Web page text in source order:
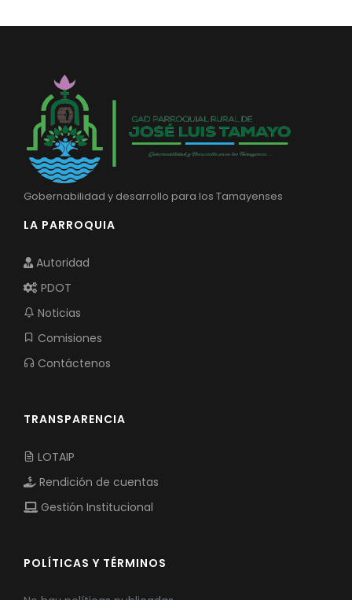
Gobernabilidad y desarrollo para los Tamayenses
LA PARROQUIA
Autoridad
PDOT
Noticias
Comisiones
Contáctenos
TRANSPARENCIA
LOTAIP
Rendición de cuentas
Gestión Institucional
POLÍTICAS Y TÉRMINOS